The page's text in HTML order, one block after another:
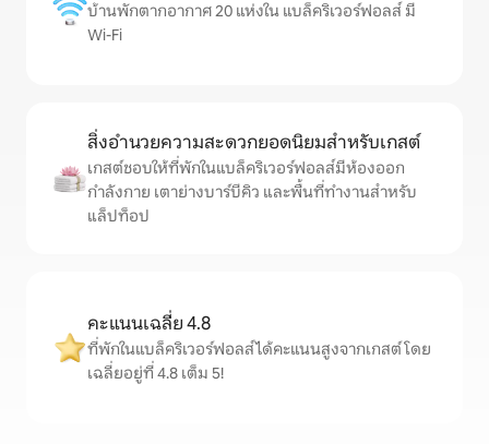
บ้านพักตากอากาศ 20 แห่งใน แบล็คริเวอร์ฟอลส์ มี
Wi-Fi
สิ่งอำนวยความสะดวกยอดนิยมสำหรับเกสต์
เกสต์ชอบให้ที่พักในแบล็คริเวอร์ฟอลส์มีห้องออก
กำลังกาย เตาย่างบาร์บีคิว และพื้นที่ทำงานสำหรับ
แล็ปท็อป
คะแนนเฉลี่ย 4.8
ที่พักในแบล็คริเวอร์ฟอลส์ได้คะแนนสูงจากเกสต์ โดย
เฉลี่ยอยู่ที่ 4.8 เต็ม 5!